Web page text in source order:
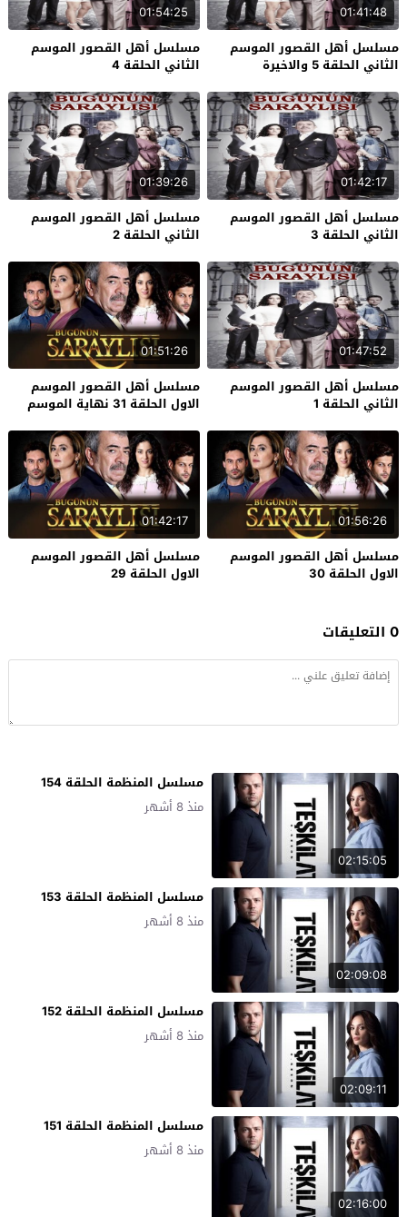
01:41:48
مسلسل أهل القصور الموسم
الثاني الحلقة 5 والاخيرة
01:54:25
مسلسل أهل القصور الموسم
الثاني الحلقة 4
01:42:17
مسلسل أهل القصور الموسم
الثاني الحلقة 3
01:39:26
مسلسل أهل القصور الموسم
الثاني الحلقة 2
01:47:52
مسلسل أهل القصور الموسم
الثاني الحلقة 1
01:51:26
مسلسل أهل القصور الموسم
الاول الحلقة 31 نهاية الموسم
01:56:26
مسلسل أهل القصور الموسم
الاول الحلقة 30
01:42:17
مسلسل أهل القصور الموسم
الاول الحلقة 29
0 التعليقات
02:15:05
مسلسل المنظمة الحلقة 154
منذ 8 أشهر
02:09:08
مسلسل المنظمة الحلقة 153
منذ 8 أشهر
02:09:11
مسلسل المنظمة الحلقة 152
منذ 8 أشهر
02:16:00
مسلسل المنظمة الحلقة 151
منذ 8 أشهر